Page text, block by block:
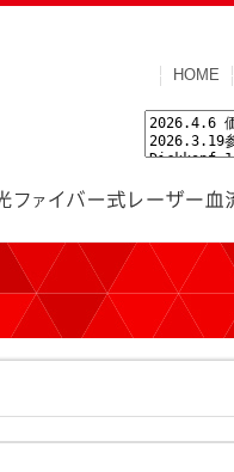
HOME